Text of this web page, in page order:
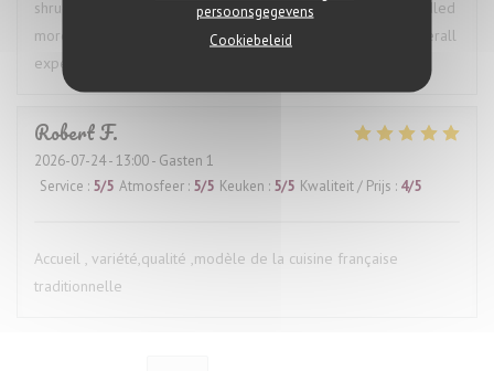
persoonsgegevens
Cookiebeleid
shrugged, which was disappointing. Had the issue been handled
more proactively, it would have made for a much better overall
experience.
RobertF
2026-07-24- 13:00 - Gasten 1
Service : 5/5 Atmosfeer : 5/5 Keuken : 5/5 Kwaliteit / Prijs : 4/5
Accueil , variété,qualité ,modèle de la cuisine française
traditionnelle